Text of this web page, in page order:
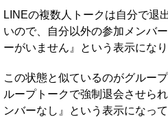
LINEの複数人トークは自分で退
いので、自分以外の参加メンバ
ーがいません』という表示になり
この状態と似ているのがグルー
ループトークで強制退会させら
ンバーなし』という表示になっ